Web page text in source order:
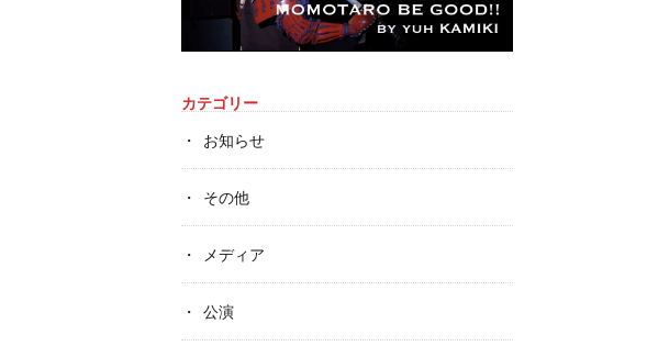
カテゴリー
お知らせ
その他
メディア
公演